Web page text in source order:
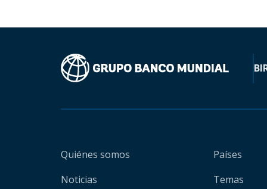
Quiénes somos
Noticias
Países
Temas